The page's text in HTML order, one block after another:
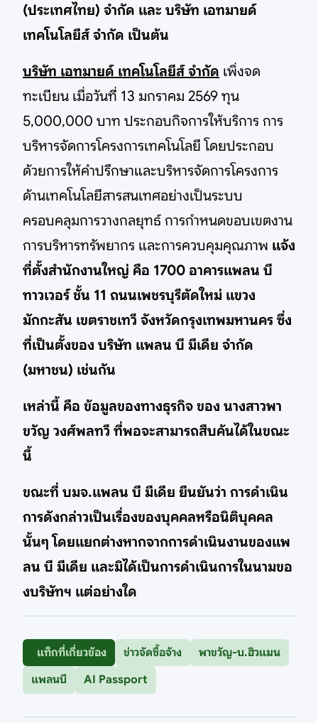
(ประเทศไทย) จำกัด และ บริษัท เอทมายด์
เทคโนโลยีส์ จำกัด เป็นต้น
บริษัท เอทมายด์ เทคโนโลยีส์ จำกัด เพิ่งจด
ทะเบียน เมื่อวันที่ 13 มกราคม 2569 ทุน
5,000,000 บาท ประกอบกิจการให้บริการ การ
บริหารจัดการโครงการเทคโนโลยี โดยประกอบ
ด้วยการให้คำปรึกษาและบริหารจัดการโครงการ
ด้านเทคโนโลยีสารสนเทศอย่างเป็นระบบ
ครอบคลุมการวางกลยุทธ์ การกำหนดขอบเขตงาน
การบริหารทรัพยากร และการควบคุมคุณภาพ แจ้ง
ที่ตั้งสำนักงานใหญ่ คือ 1700 อาคารแพลน บี
ทาวเวอร์ ชั้น 11 ถนนเพชรบุรีตัดใหม่ แขวง
มักกะสัน เขตราชเทวี จังหวัดกรุงเทพมหานคร ซึ่ง
ที่เป็นตั้งของ บริษัท แพลน บี มีเดีย จำกัด
(มหาชน) เช่นกัน
เหล่านี้ คือ ข้อมูลของทางธุรกิจ ของ นางสาวพา
ขวัญ วงศ์พลทวี ที่พอจะสามารถสืบค้นได้ในขณะ
นี้
ขณะที่ บมจ.แพลน บี มีเดีย ยืนยันว่า การดำเนิน
การดังกล่าวเป็นเรื่องของบุคคลหรือนิติบุคคล
นั้นๆ โดยแยกต่างหากจากการดำเนินงานของแพ
ลน บี มีเดีย และมิได้เป็นการดำเนินการในนามขอ
งบริษัทฯ แต่อย่างใด
แท็กที่เกี่ยวข้อง ข่าวจัดซื้อจ้าง
พาขวัญ-บ.ฮิวแมน
แพลนบี
AI Passport